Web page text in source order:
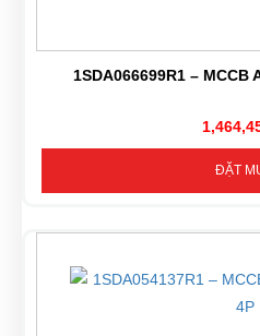
1SDA066699R1 – MCCB
ĐẶT